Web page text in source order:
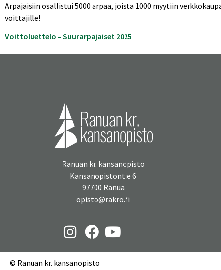
Arpajaisiin osallistui 5000 arpaa, joista 1000 myytiin
voittajille!
Voittoluettelo – Suurarpajaiset 2025
Ranuan kr. kansanopisto
Kansanopistontie 6
97700 Ranua
opisto@rakro.fi
© Ranuan kr. kansanopisto